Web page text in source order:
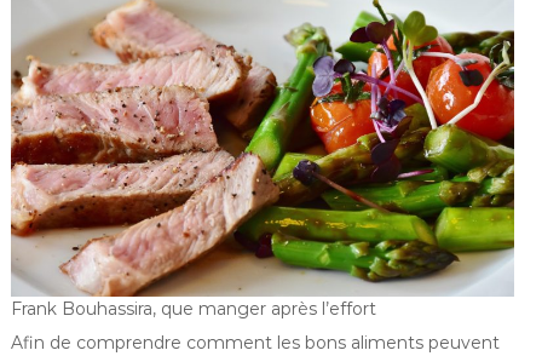
Frank Bouhassira, que manger après l’effort
Afin de comprendre comment les bons aliments peuvent